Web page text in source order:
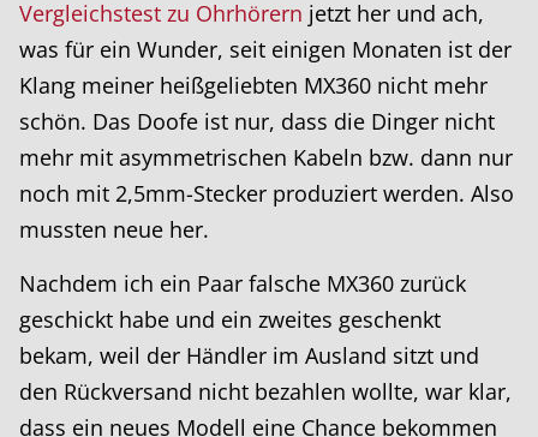
Vergleichstest zu Ohrhörern jetzt her und ach,
was für ein Wunder, seit einigen Monaten ist der
Klang meiner heißgeliebten MX360 nicht mehr
schön. Das Doofe ist nur, dass die Dinger nicht
mehr mit asymmetrischen Kabeln bzw. dann nur
noch mit 2,5mm-Stecker produziert werden. Also
mussten neue her.
Nachdem ich ein Paar falsche MX360 zurück
geschickt habe und ein zweites geschenkt
bekam, weil der Händler im Ausland sitzt und
den Rückversand nicht bezahlen wollte, war klar,
dass ein neues Modell eine Chance bekommen